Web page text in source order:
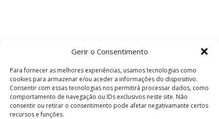
Gerir o Consentimento
Para fornecer as melhores experiências, usamos tecnologias como
cookies para armazenar e/ou aceder a informações do dispositivo.
Consentir com essas tecnologias nos permitirá processar dados, como
comportamento de navegação ou IDs exclusivos neste site. Não
consentir ou retirar o consentimento pode afetar negativamante certos
recursos e funções.